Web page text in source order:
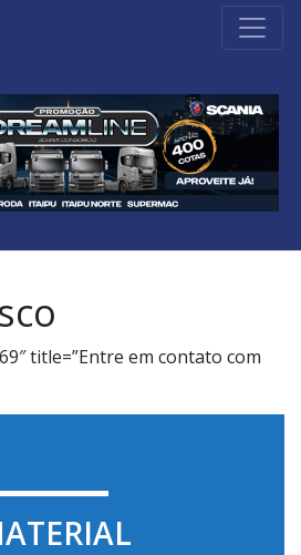
title=”Entre em contato com